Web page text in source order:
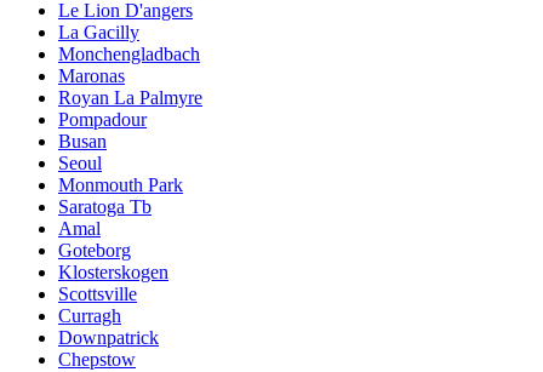
Le Lion D'angers
La Gacilly
Monchengladbach
Maronas
Royan La Palmyre
Pompadour
Busan
Seoul
Monmouth Park
Saratoga Tb
Amal
Goteborg
Klosterskogen
Scottsville
Curragh
Downpatrick
Chepstow